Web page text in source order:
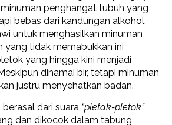
penghangat tubuh yang
bebas dari kandungan alkohol.
untuk menghasilkan minuman
yang tidak memabukkan ini
yang hingga kini menjadi
dinamai bir, tetapi minuman
justru menyehatkan badan.
dari suara “pletak-pletok”
dan dikocok dalam tabung